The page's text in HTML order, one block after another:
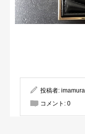
投稿者: imamura
コメント: 0